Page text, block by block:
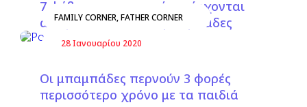
7 φόβοι με τους οποίους έρχονται
αντιμέτωποι οι νέοι μπαμπάδες
FAMILY CORNER FATHER CORNER
28 Ιανουαρίου 2020
Οι μπαμπάδες περνούν 3 φορές
περισσότερο χρόνο με τα παιδιά